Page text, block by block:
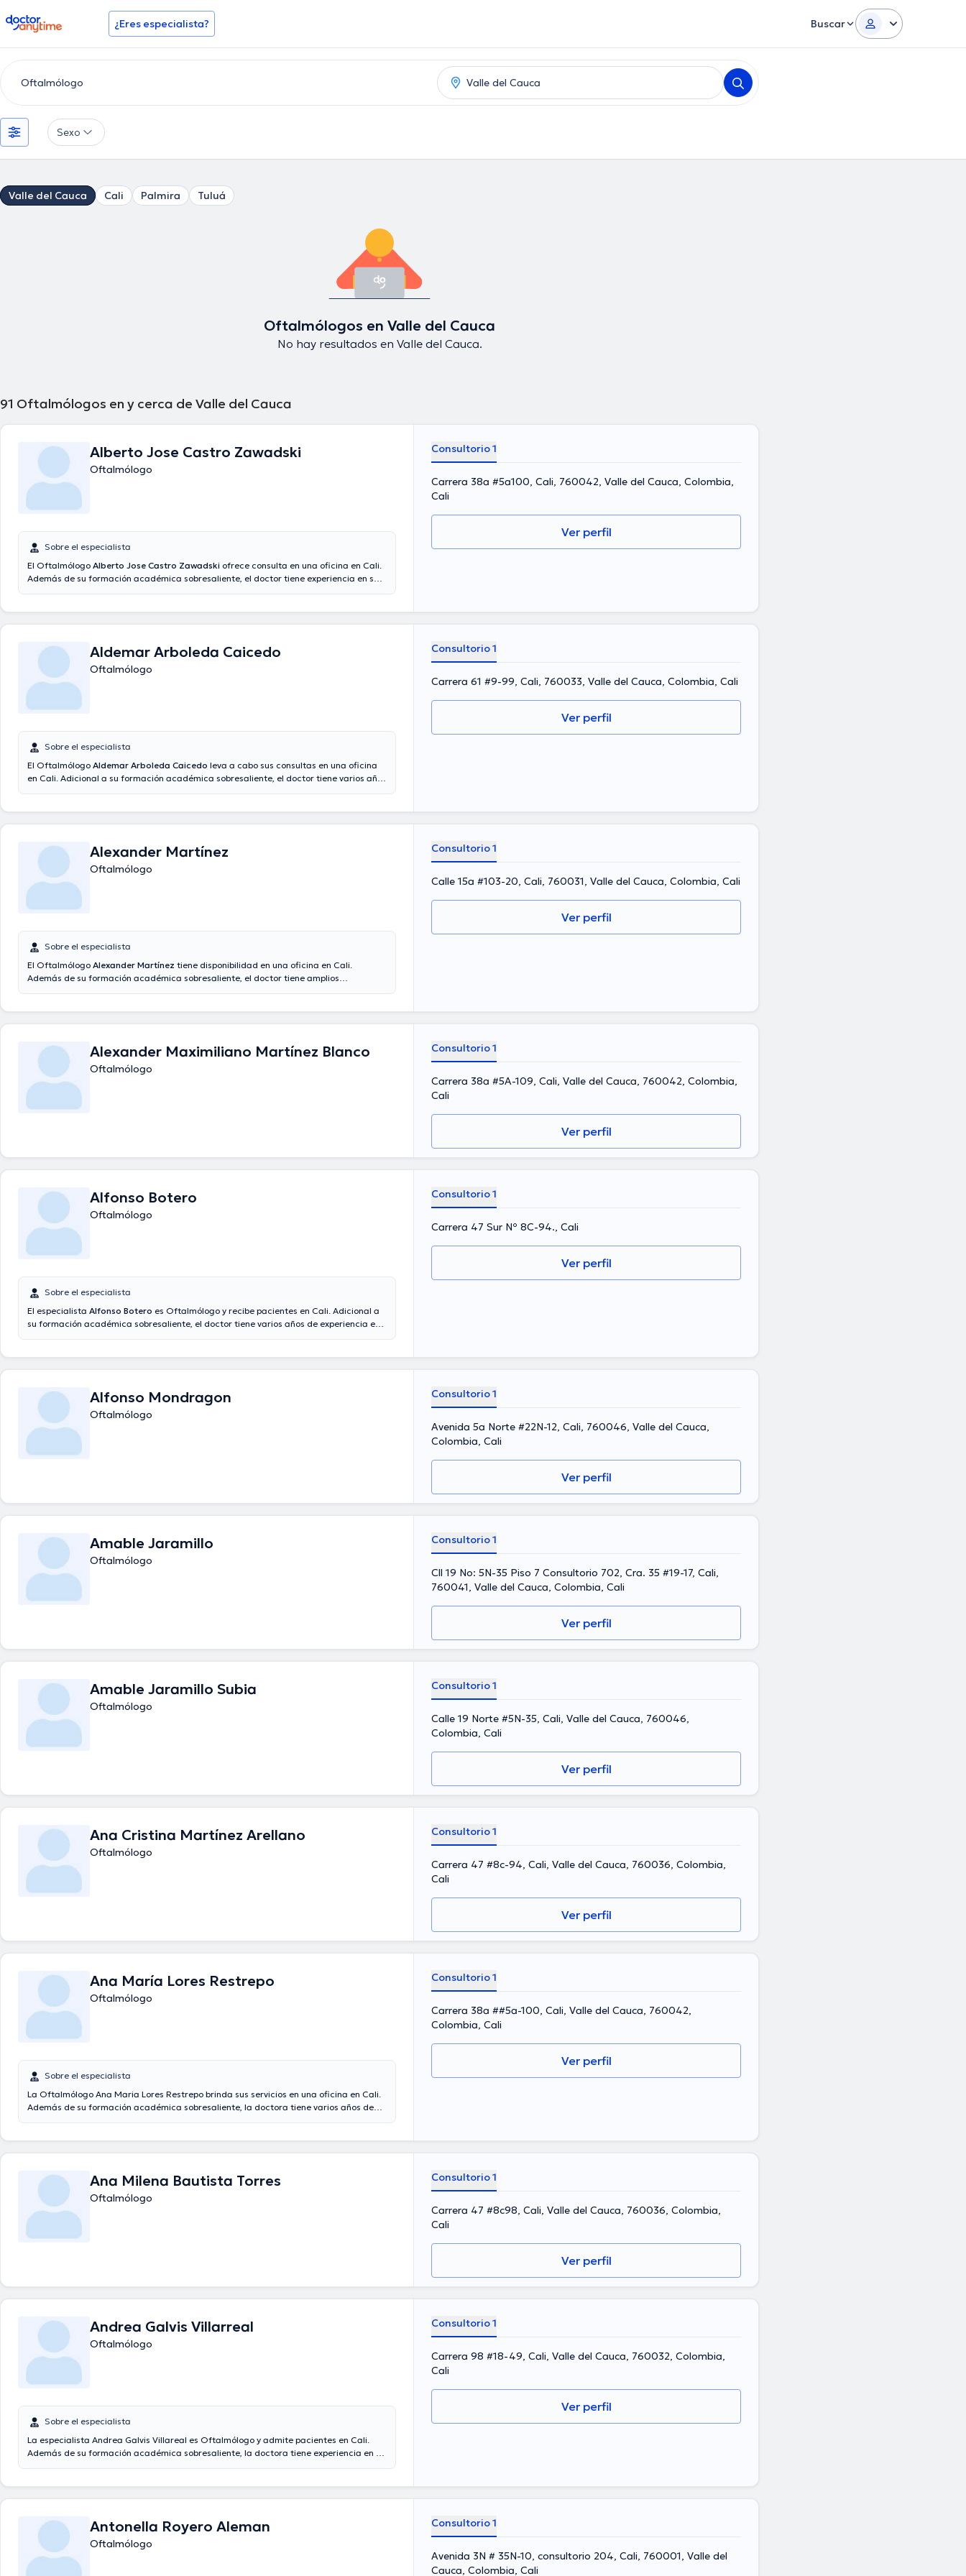
doctoranytime ¿Eres especialista? Buscar
Sexo
Valle del Cauca Cali Palmira Tuluá
Oftalmólogos en Valle del Cauca
No hay resultados en Valle del Cauca.
91 Oftalmólogos en y cerca de Valle del Cauca
Alberto Jose Castro Zawadski
Oftalmólogo
Sobre el especialista
El Oftalmólogo Alberto Jose Castro Zawadski ofrece consulta en una oficina en Cali.
Además de su formación académica sobresaliente, el doctor tiene experiencia en su
especialización y ha difundido diferentes comunicados. Español son los idiomas
usados por el Dr.
Consultorio 1
Carrera 38a #5a100, Cali, 760042, Valle del Cauca, Colombia,
Cali
Ver perfil
Aldemar Arboleda Caicedo
Oftalmólogo
Sobre el especialista
El Oftalmólogo Aldemar Arboleda Caicedo leva a cabo sus consultas en una oficina
en Cali. Adicional a su formación académica sobresaliente, el doctor tiene varios años
temática de especialización y ha publicado importantes ediciones. Por último, el
especialista puede hablar Español en su consultorio.
Consultorio 1
Carrera 61 #9-99, Cali, 760033, Valle del Cauca, Colombia, Cali
Ver perfil
Alexander Martínez
Oftalmólogo
Sobre el especialista
El Oftalmólogo Alexander Martínez tiene disponibilidad en una oficina en Cali.
Además de su formación académica sobresaliente, el doctor tiene amplios
de especialización y ha publicado diversas ediciones. Su cita se puede realizar en
Español.
Consultorio 1
Calle 15a #103-20, Cali, 760031, Valle del Cauca, Colombia, Cali
Ver perfil
Alexander Maximiliano Martínez Blanco
Oftalmólogo
Consultorio 1
Carrera 38a #5A-109, Cali, Valle del Cauca, 760042, Colombia,
Cali
Ver perfil
Alfonso Botero
Oftalmólogo
Sobre el especialista
El especialista Alfonso Botero es Oftalmólogo y recibe pacientes en Cali. Adicional a
su formación académica sobresaliente, el doctor tiene varios años de experiencia en
publicaciones. Para finalizar, el doctor puede hablar en Español.
Consultorio 1
Carrera 47 Sur Nº 8C-94., Cali
Ver perfil
Alfonso Mondragon
Oftalmólogo
Consultorio 1
Avenida 5a Norte #22N-12, Cali, 760046, Valle del Cauca,
Colombia, Cali
Ver perfil
Amable Jaramillo
Oftalmólogo
Consultorio 1
Cll 19 No: 5N-35 Piso 7 Consultorio 702, Cra. 35 #19-17, Cali,
760041, Valle del Cauca, Colombia, Cali
Ver perfil
Amable Jaramillo Subia
Oftalmólogo
Consultorio 1
Calle 19 Norte #5N-35, Cali, Valle del Cauca, 760046,
Colombia, Cali
Ver perfil
Ana Cristina Martínez Arellano
Oftalmólogo
Consultorio 1
Carrera 47 #8c-94, Cali, Valle del Cauca, 760036, Colombia,
Cali
Ver perfil
Ana María Lores Restrepo
Oftalmólogo
Sobre el especialista
La Oftalmólogo Ana Maria Lores Restrepo brinda sus servicios en una oficina en Cali.
Además de su formación académica sobresaliente, la doctora tiene varios años de
especialización y ha compartido numerosas ediciones. Español son los idiomas que
habla la profesional de la salud.
Consultorio 1
Carrera 38a ##5a-100, Cali, Valle del Cauca, 760042,
Colombia, Cali
Ver perfil
Ana Milena Bautista Torres
Oftalmólogo
Consultorio 1
Carrera 47 #8c98, Cali, Valle del Cauca, 760036, Colombia,
Cali
Ver perfil
Andrea Galvis Villarreal
Oftalmólogo
Sobre el especialista
La especialista Andrea Galvis Villareal es Oftalmólogo y admite pacientes en Cali.
Además de su formación académica sobresaliente, la doctora tiene experiencia en su
especialización y ha anunciado diferentes comunicados. Español es el idioma
principal usados por la doctora.
Consultorio 1
Carrera 98 #18-49, Cali, Valle del Cauca, 760032, Colombia,
Cali
Ver perfil
Antonella Royero Aleman
Oftalmólogo
Consultorio 1
Avenida 3N # 35N-10, consultorio 204, Cali, 760001, Valle del
Cauca, Colombia, Cali